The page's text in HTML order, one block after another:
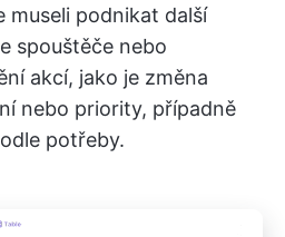
museli podnikat další
spouštěče nebo
akcí, jako je změna
nebo priority, případně
potřeby.